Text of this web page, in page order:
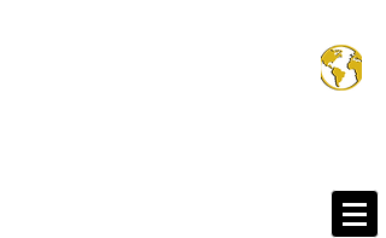
Wiliam e o Mund